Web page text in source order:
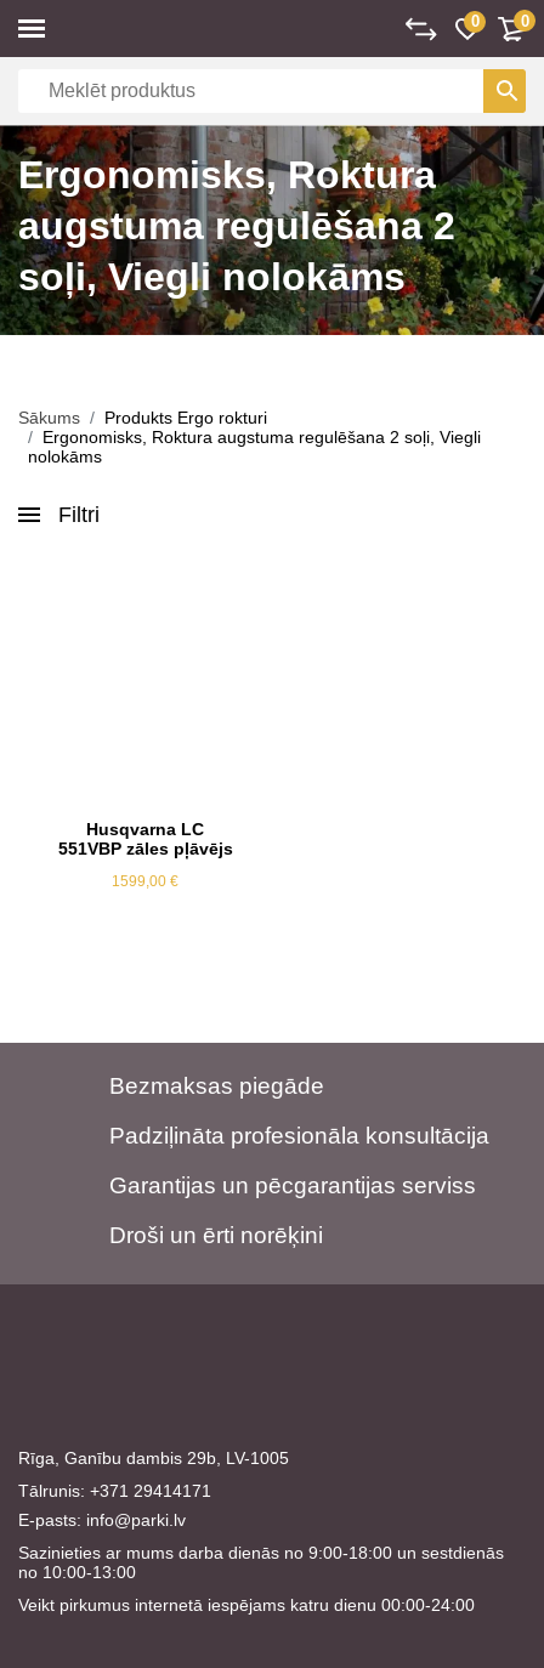
0 0
Ergonomisks, Roktura
augstuma regulēšana 2
soļi, Viegli nolokāms
Sākums
Produkts Ergo rokturi
Ergonomisks, Roktura augstuma regulēšana 2 soļi, Viegli
nolokāms
Filtri
Husqvarna LC
551VBP zāles pļāvējs
1599,00 €
Bezmaksas piegāde
Padziļināta profesionāla konsultācija
Garantijas un pēcgarantijas serviss
Droši un ērti norēķini
Rīga, Ganību dambis 29b, LV-1005
Tālrunis: +371 29414171
E-pasts: info@parki.lv
Sazinieties ar mums darba dienās no 9:00-18:00 un sestdienās
no 10:00-13:00
Veikt pirkumus internetā iespējams katru dienu 00:00-24:00